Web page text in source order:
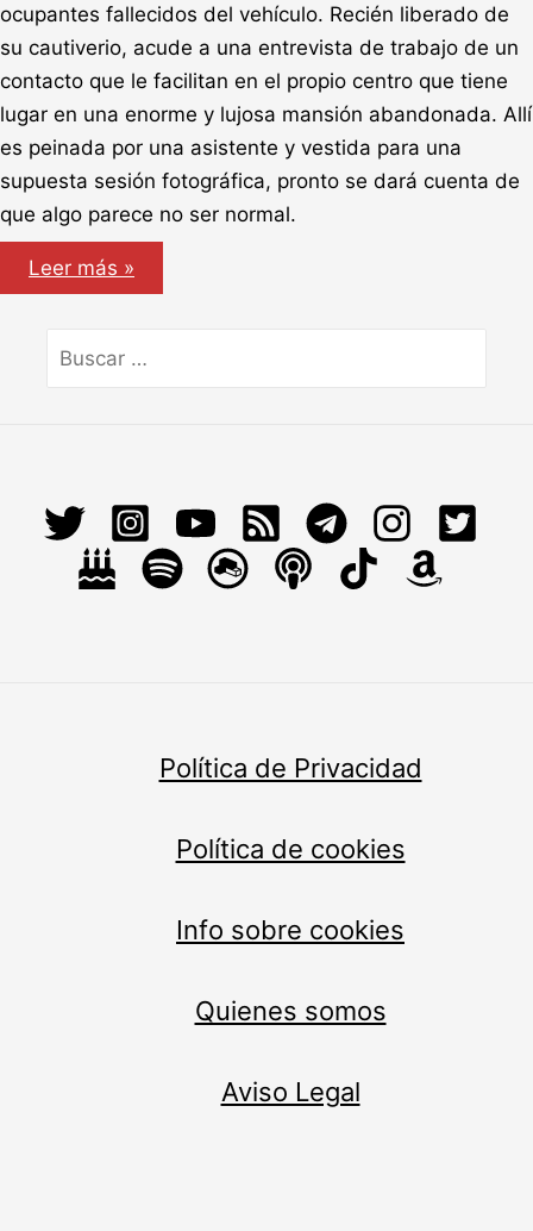
ocupantes fallecidos del vehículo. Recién liberado de
su cautiverio, acude a una entrevista de trabajo de un
contacto que le facilitan en el propio centro que tiene
lugar en una enorme y lujosa mansión abandonada. Allí
es peinada por una asistente y vestida para una
supuesta sesión fotográfica, pronto se dará cuenta de
que algo parece no ser normal.
Darkroom
Leer más »
por:
Política de Privacidad
Política de cookies
Info sobre cookies
Quienes somos
Aviso Legal